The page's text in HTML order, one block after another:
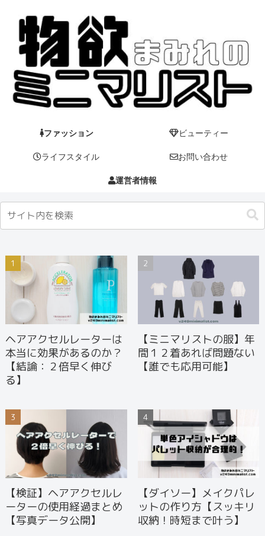
ファッション ビューティー
ライフスタイル お問い合わせ
運営者情報
ヘアアクセルレーターは
本当に効果があるのか？
【結論：２倍早く伸び
る】
【ミニマリストの服】年
間１２着あれば問題ない
【誰でも応用可能】
【検証】ヘアアクセルレ
ーターの使用経過まとめ
【写真データ公開】
【ダイソー】メイクパレ
ットの作り方【スッキリ
収納！時短まで叶う】